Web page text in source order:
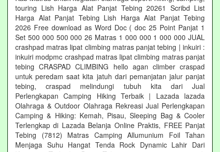
touring Lish Harga Alat Panjat Tebing 20261 Scribd List
Harga Alat Panjat Tebing Lish Harga Alat Panjat Tebing
2026 Free download as Word Doc ( doc 25 Point Panjat 1
Set 500 000 500 000 26 Matras 1 000 000 1 000 000 JUAL
crashpad matras lipat climbing matras panjat tebing | inkuiri :
inkuiri modpmc crashpad matras lipat climbing matras panjat
tebing CRASPAD CLIMBING hello agan climber craspad
untuk peredam saat kita jatuh dari pemanjatan jalur panjat
tebing, craspad melindungi tubuh kita dari Jual
Perlengkapan Camping Hiking Terbaik | Lazada lazada
Olahraga & Outdoor Olahraga Rekreasi Jual Perlengkapan
Camping & Hiking: Kemah, Pisau, Sleeping Bag & Cooler
Terlengkap di Lazada Belanja Online Praktis, FREE Panjat
Tebing (7812) Matras Camping Allumunium Foil Tahan
Menjaga Suhu Hangat Tenda Rock Dynamic Lahir Dari